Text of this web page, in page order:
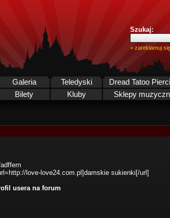
Szukaj:
> zareklamuj
Galeria Teledyski Dread Tatoo
Bilety Kluby Sklepy
love-love24.com.pl]damskie sukienki[/url]
usera na forum